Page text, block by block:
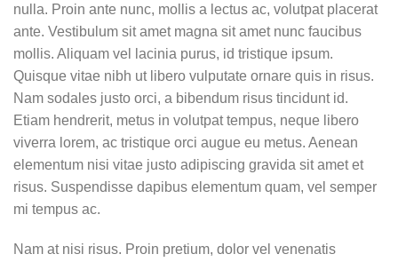
nulla. Proin ante nunc, mollis a lectus ac, volutpat placerat
ante. Vestibulum sit amet magna sit amet nunc faucibus
mollis. Aliquam vel lacinia purus, id tristique ipsum.
Quisque vitae nibh ut libero vulputate ornare quis in risus.
Nam sodales justo orci, a bibendum risus tincidunt id.
Etiam hendrerit, metus in volutpat tempus, neque libero
viverra lorem, ac tristique orci augue eu metus. Aenean
elementum nisi vitae justo adipiscing gravida sit amet et
risus. Suspendisse dapibus elementum quam, vel semper
mi tempus ac.
Nam at nisi risus. Proin pretium, dolor vel venenatis